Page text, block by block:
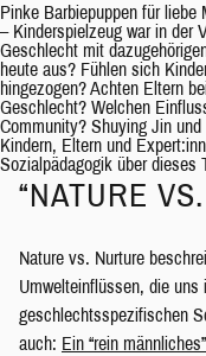
Pinke Barbiepuppen für liebe
– Kinderspielzeug war in der
Geschlecht mit
heute aus? Fühlen sich
hingezogen? Achten Eltern
Geschlecht? Welchen
Community? Shuying Jin
Kindern, Eltern und
Sozialpädagogik über dieses
“NATURE
Nature vs. Nurture
Umwelteinflüssen, die
geschlechtsspezifischen
auch: Ein “rein